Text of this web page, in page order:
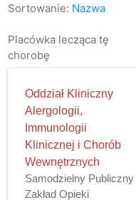
Sortowanie: Nazwa
Placówka lecząca tę
chorobę
Oddział Kliniczny
Alergologii,
Immunologii
Klinicznej i Chorób
Wewnętrznych
Samodzielny Publiczny
Zakład Opieki